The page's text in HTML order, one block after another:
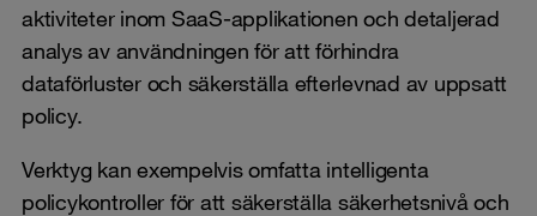
aktiviteter inom SaaS-applikationen och detaljerad
analys av användningen för att förhindra
dataförluster och säkerställa efterlevnad av uppsatt
policy.
Verktyg kan exempelvis omfatta intelligenta
policykontroller för att säkerställa säkerhetsnivå och